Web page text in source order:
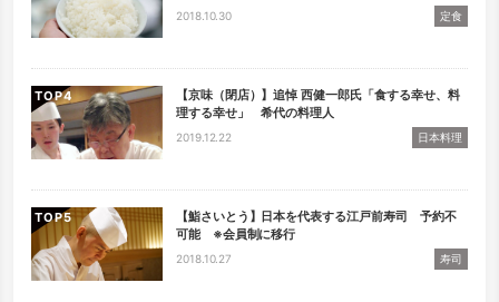
2018.10.30 定食
TOP
【京味（閉店）】追悼 西健一郎氏「食する幸せ、料
理する幸せ」 希代の料理人
2019.12.22 日本料理
TOP
【鮨さいとう】日本を代表する江戸前寿司 予約不
可能 ※会員制に移行
2018.10.27 寿司